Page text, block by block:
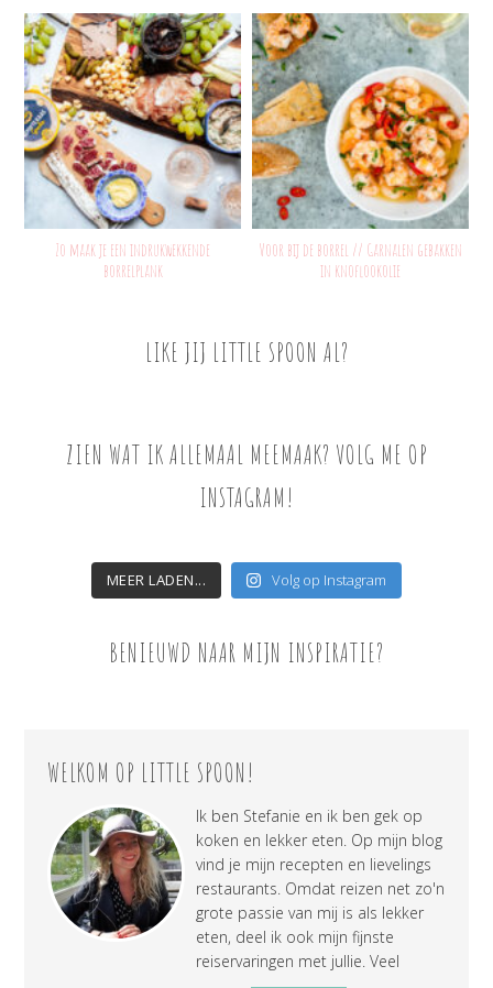
Zo maak je een indrukwekkende
borrelplank
Voor bij de borrel // Garnalen gebakken
in knoflookolie
LIKE JIJ LITTLE SPOON AL?
ZIEN WAT IK ALLEMAAL MEEMAAK? VOLG ME OP
INSTAGRAM!
MEER LADEN... Volg op Instagram
BENIEUWD NAAR MIJN INSPIRATIE?
WELKOM OP LITTLE SPOON!
Ik ben Stefanie en ik ben gek op
koken en lekker eten. Op mijn blog
vind je mijn recepten en lievelings
restaurants. Omdat reizen net zo'n
grote passie van mij is als lekker
eten, deel ik ook mijn fijnste
reiservaringen met jullie. Veel